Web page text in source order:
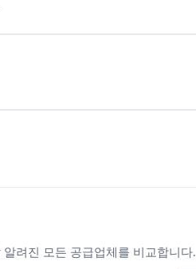
알려진 모든 공급업체를 비교합니다.